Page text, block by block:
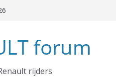
forum
rijders